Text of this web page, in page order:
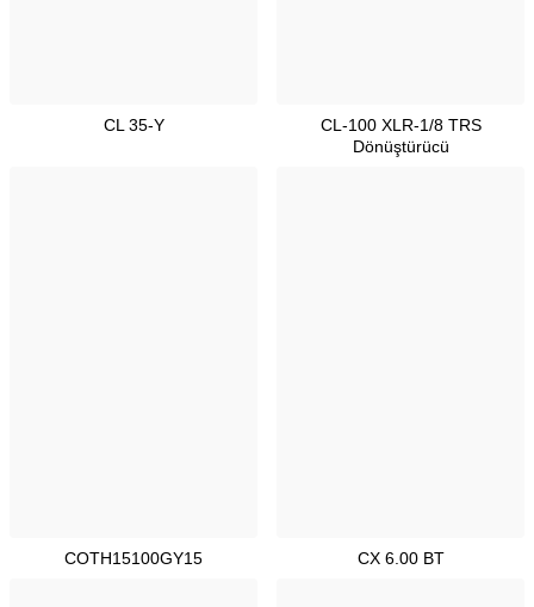
CL 35-Y
CL-100 XLR-1/8 TRS
Dönüştürücü
COTH15100GY15 CX 6.00 BT